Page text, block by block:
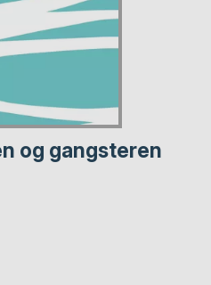
og gangsteren